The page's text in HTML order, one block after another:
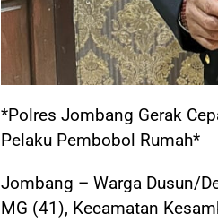
*Polres Jombang Gerak
Pelaku Pembobol Rumah*
Jombang – Warga Dusun/
MG (41), Kecamatan